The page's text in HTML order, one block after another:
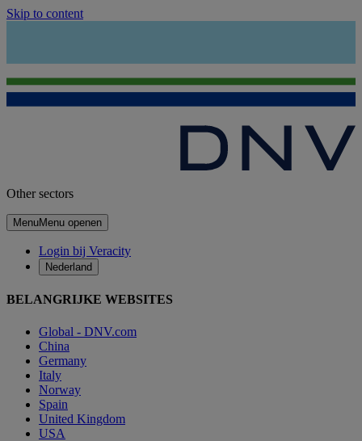
Skip to content
Other sectors
MenuMenu openen
Login bij Veracity
Nederland
BELANGRIJKE WEBSITES
Global - DNV.com
China
Germany
Italy
Norway
Spain
United Kingdom
USA